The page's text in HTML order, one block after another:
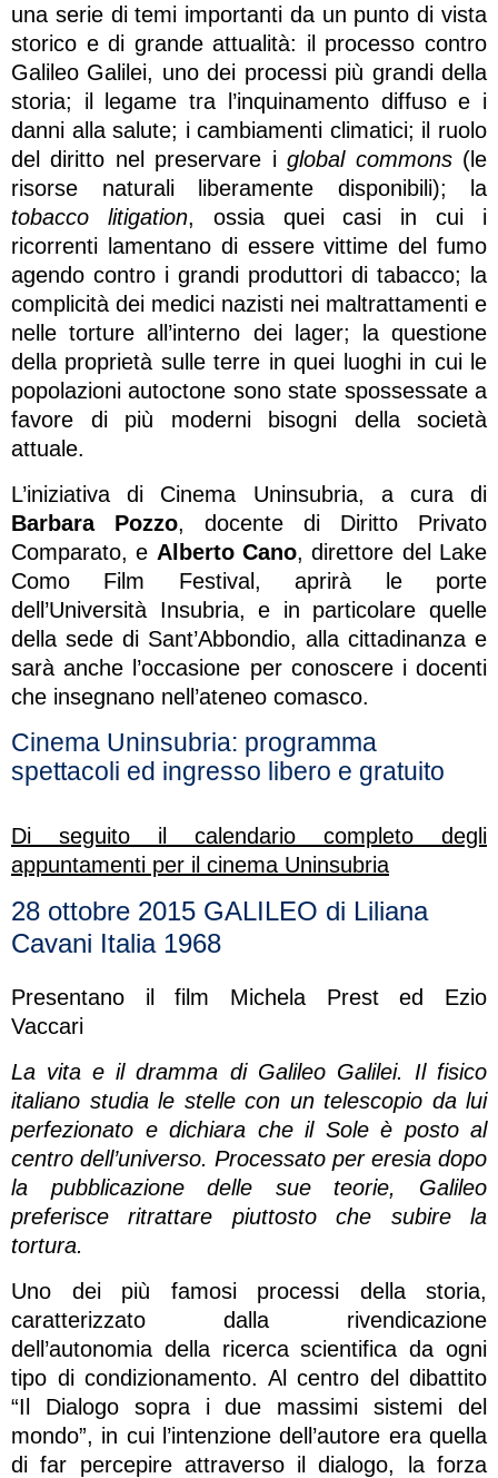
una serie di temi importanti da un punto di vista
storico e di grande attualità: il processo contro
Galileo Galilei, uno dei processi più grandi della
storia; il legame tra l’inquinamento diffuso e i
danni alla salute; i cambiamenti climatici; il ruolo
del diritto nel preservare iglobal commons(le
risorse naturali liberamente disponibili); la
tobacco litigation, ossia quei casi in cui i
ricorrenti lamentano di essere vittime del fumo
agendo contro i grandi produttori di tabacco; la
complicità dei medici nazisti nei maltrattamenti e
nelle torture all’interno dei lager; la questione
della proprietà sulle terre in quei luoghi in cui le
popolazioni autoctone sono state spossessate a
favore di più moderni bisogni della società
attuale.
L’iniziativa di Cinema Uninsubria, a cura di
Barbara Pozzo, docente di Diritto Privato
Comparato, e Alberto Cano, direttore del Lake
Como Film Festival, aprirà le porte
dell’Università Insubria, e in particolare quelle
della sede di Sant’Abbondio, alla cittadinanza e
sarà anche l’occasione per conoscere i docenti
che insegnano nell’ateneo comasco.
Cinema Uninsubria: programma
spettacoli ed ingresso libero e gratuito
Di seguito il calendario completo degli
appuntamenti per il cinema Uninsubria
28 ottobre 2015 GALILEO di Liliana
Cavani Italia 1968
Presentano il film Michela Prest ed Ezio
Vaccari
La vita e il dramma di Galileo Galilei. Il fisico
italiano studia le stelle con un telescopio da lui
perfezionato e dichiara che il Sole è posto al
centro dell’universo. Processato per eresia dopo
la pubblicazione delle sue teorie, Galileo
preferisce ritrattare piuttosto che subire la
tortura.
Uno dei più famosi processi della storia,
caratterizzato dalla rivendicazione
dell’autonomia della ricerca scientifica da ogni
tipo di condizionamento. Al centro del dibattito
“Il Dialogo sopra i due massimi sistemi del
mondo”, in cui l’intenzione dell’autore era quella
di far percepire attraverso il dialogo, la forza